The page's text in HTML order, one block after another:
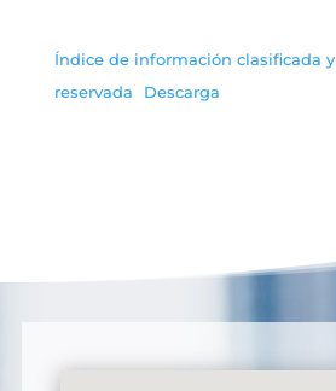
Índice de información clasificada y
reservada
Descarga